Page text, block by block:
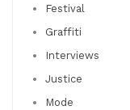
Festival
Graffiti
Interviews
Justice
Mode